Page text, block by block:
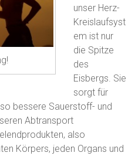
unser Herz-
Kreislaufsyst
em ist nur
die Spitze
des
Eisbergs. Sie
sorgt für
bessere Sauerstoff- und
Abtransport
also
Körpers, jeden Organs und